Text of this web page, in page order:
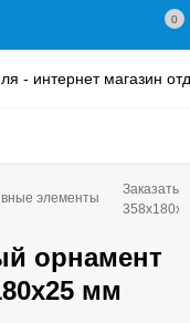
0
элементы
Заказать
орнамент
мм